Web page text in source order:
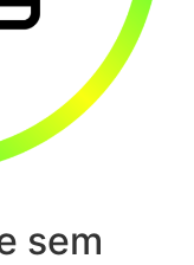
sem